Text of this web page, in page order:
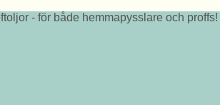
- för både hemmapysslare och proffs!